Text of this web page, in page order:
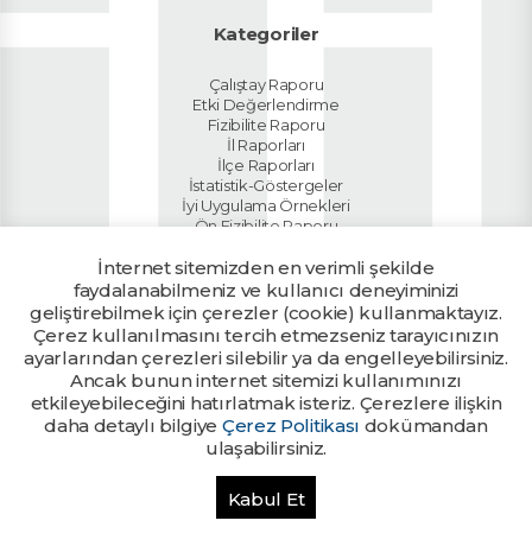
İnternet sitemizden en verimli şekilde
faydalanabilmeniz ve kullanıcı deneyiminizi
geliştirebilmek için çerezler (cookie) kullanmaktayız.
Çerez kullanılmasını tercih etmezseniz tarayıcınızın
ayarlarından çerezleri silebilir ya da engelleyebilirsiniz.
Ancak bunun internet sitemizi kullanımınızı
etkileyebileceğini hatırlatmak isteriz. Çerezlere ilişkin
daha detaylı bilgiye Çerez Politikası dokümandan
ulaşabilirsiniz.
Kabul Et
Kategoriler
Çalıştay Raporu
Etki Değerlendirme
Fizibilite Raporu
İl Raporları
İlçe Raporları
İstatistik-Göstergeler
İyi Uygulama Örnekleri
Ön Fizibilite Raporu
Sektör Raporları
Tanıtım Dokümanı
Ülke Raporu
Yatırım Rehberi
Kalkınma Ajanslarının yetkili
birimlerine tanımlanan kullanıcı
bilgileri ile giriş yapılabilir.
Ajans Girişi
Bu sitede yayınlanan her türlü bilgi ve belge T.C. Sanayi ve Teknoloji
Bakanlığı tarafından muhafaza edilmektedir. Tüm hakları saklıdır. © 2026